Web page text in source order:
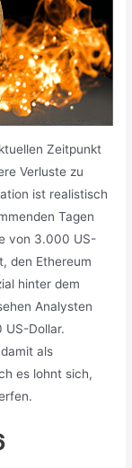
Zeitpunkt
Verluste zu
ist realistisch
Tagen
von 3.000 US-
den Ethereum
hinter dem
Analysten
US-Dollar.
als
es lohnt sich,